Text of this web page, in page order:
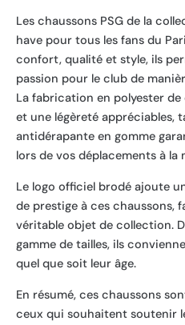
Les chaussons PSG de la
have pour tous les fans du
confort, qualité et style, ils
passion pour le club de
La fabrication en polyester
et une légèreté appréciables,
antidérapante en gomme
lors de vos déplacements à la
Le logo officiel brodé ajoute
de prestige à ces chaussons,
véritable objet de collection.
gamme de tailles, ils
quel que soit leur âge.
En résumé, ces chaussons
ceux qui souhaitent soutenir